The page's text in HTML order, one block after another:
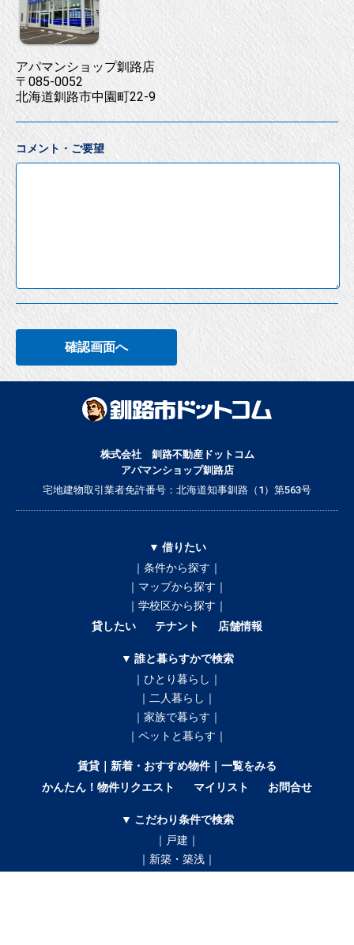
アパマンショップ釧路店
〒085-0052
北海道釧路市中園町22-9
コメント・ご要望
確認画面へ
株式会社 釧路不動産ドットコム
アパマンショップ釧路店
宅地建物取引業者免許番号：北海道知事釧路（1）第563号
▼ 借りたい
｜条件から探す｜
｜マップから探す｜
｜学校区から探す｜
貸したい
テナント 店舗情報
▼ 誰と暮らすかで検索
｜ひとり暮らし｜
｜二人暮らし｜
｜家族で暮らす｜
｜ペットと暮らす｜
賃貸｜新着・おすすめ物件｜一覧をみる
かんたん！物件リクエスト
マイリスト お問合せ
▼ こだわり条件で検索
｜戸建｜
｜新築・築浅｜